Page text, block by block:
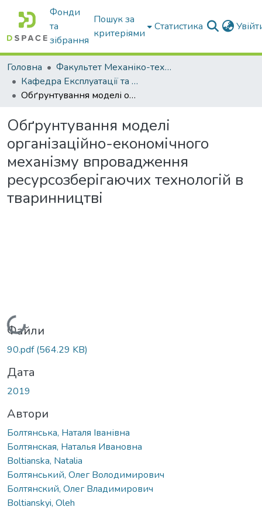
Фонди
та
зібрання
Пошук за
критеріями
Статистика
Головна
Факультет Механіко-технологічний
Кафедра Експлуатації та технічного сервісу машин
Обґрунтування моделі організаційно-економічного механізму впровадження ресурсозберігаючих технологій в тваринництві
Обґрунтування моделі
організаційно-економічного
механізму впровадження
ресурсозберігаючих технологій в
тваринництві
Файли
90.pdf(564.29 KB)
Дата
2019
Автори
Болтянська, Наталя Іванівна
Болтянская, Наталья Ивановна
Boltianska, Natalia
Болтянський, Олег Володимирович
Болтянский, Олег Владимирович
Boltianskyi, Oleh